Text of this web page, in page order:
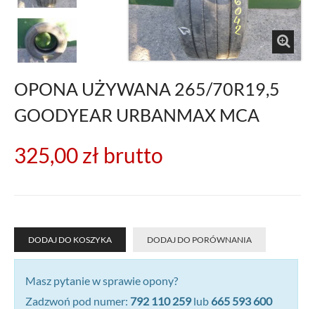
OPONA UŻYWANA 265/70R19,5
GOODYEAR URBANMAX MCA
325,00 zł brutto
DODAJ DO KOSZYKA DODAJ DO PORÓWNANIA
Masz pytanie w sprawie opony?
Zadzwoń pod numer: 792 110 259lub 665 593 600